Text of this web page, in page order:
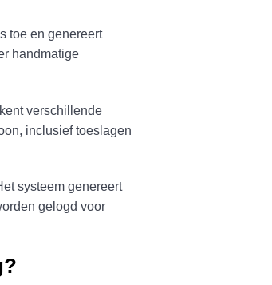
toe en genereert
handmatige
verschillende
inclusief toeslagen
systeem genereert
gelogd voor